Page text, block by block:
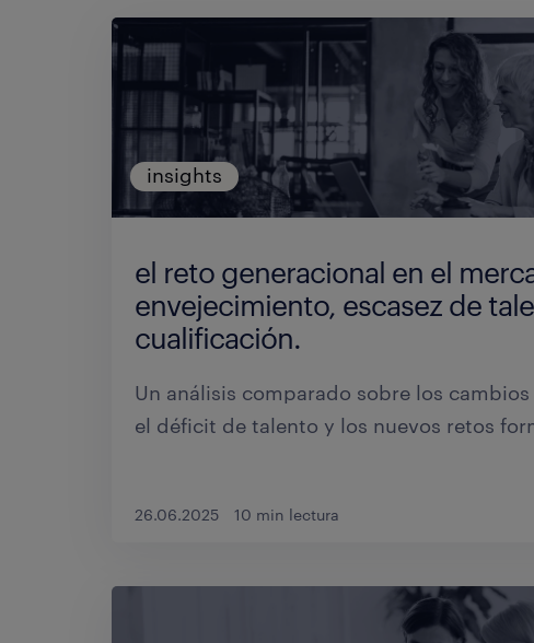
insights
el reto generacional en el
envejecimiento, escasez de
cualificación.
Un análisis comparado sobre los
el déficit de talento y los nuevos retos
26.06.2025 10 min lectura